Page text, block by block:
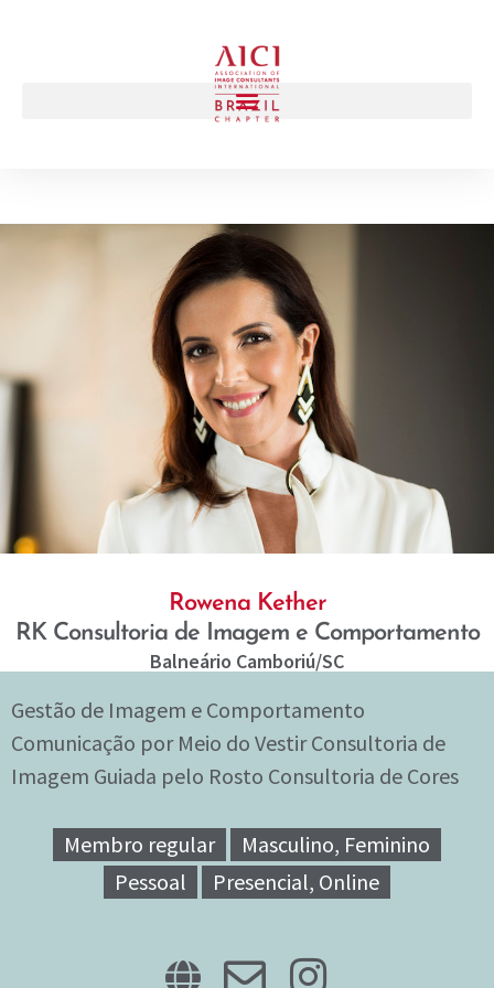
Rowena Kether
RK Consultoria de Imagem e Comportamento
Balneário Camboriú/SC
Gestão de Imagem e Comportamento
Comunicação por Meio do Vestir Consultoria de
Imagem Guiada pelo Rosto Consultoria de Cores
Membro regular
Masculino, Feminino
Pessoal
Presencial, Online